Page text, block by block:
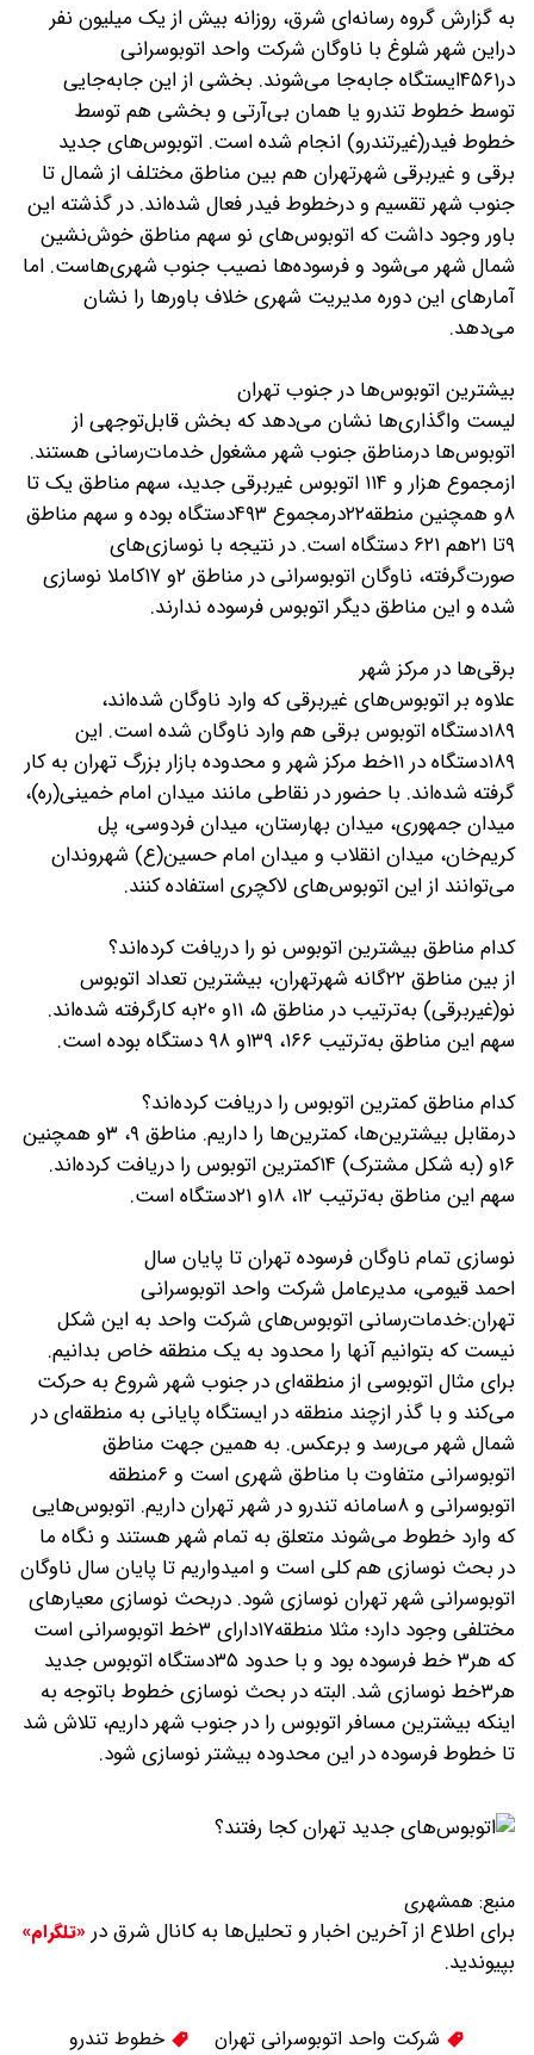
به گزارش گروه رسانه‌ای شرق، روزانه بیش از یک میلیون نفر
دراین شهر شلوغ با ناوگان شرکت واحد اتوبوسرانی
در۴۵۶۱ایستگاه جابه‌جا می‌شوند. بخشی از این جابه‌جایی
توسط خطوط تندرو یا همان بی‌آرتی و بخشی هم توسط
خطوط فیدر(غیرتندرو) انجام شده است. اتوبوس‌های جدید
برقی و غیربرقی شهرتهران هم بین مناطق مختلف از شمال تا
جنوب شهر تقسیم و درخطوط فیدر فعال شده‌اند. در گذشته این
باور وجود داشت که اتوبوس‌های نو سهم مناطق خوش‌نشین
شمال شهر می‌شود و فرسوده‌ها نصیب جنوب شهری‌هاست. اما
آمارهای این دوره مدیریت شهری خلاف باورها را نشان
می‌دهد.
بیشترین اتوبوس‌ها در جنوب تهران
لیست واگذاری‌ها نشان می‌دهد که بخش قابل‌توجهی از
اتوبوس‌ها درمناطق جنوب شهر مشغول خدمات‌رسانی هستند.
ازمجموع هزار و ۱۱۴ اتوبوس غیربرقی جدید، سهم مناطق یک تا
۸و همچنین منطقه۲۲درمجموع ۴۹۳دستگاه بوده و سهم مناطق
۹تا ۲۱هم ۶۲۱ دستگاه است. در نتیجه با نوسازی‌های
صورت‌گرفته، ناوگان اتوبوسرانی در مناطق ۲و ۱۷کاملا نوسازی
شده و این مناطق دیگر اتوبوس فرسوده ندارند.
برقی‌ها در مرکز شهر
علاوه بر اتوبوس‌های غیربرقی که وارد ناوگان شده‌اند،
۱۸۹دستگاه اتوبوس برقی هم وارد ناوگان شده است. این
۱۸۹دستگاه در ۱۱خط مرکز شهر و محدوده بازار بزرگ تهران به کار
گرفته شده‌اند. با حضور در نقاطی مانند میدان امام خمینی(ره)،
میدان جمهوری، میدان بهارستان، میدان فردوسی، پل
کریم‌خان، میدان انقلاب و میدان امام حسین(ع) شهروندان
می‌توانند از این اتوبوس‌های لاکچری استفاده کنند.
کدام مناطق بیشترین اتوبوس نو را دریافت کرده‌اند؟
از بین مناطق ۲۲گانه شهرتهران، بیشترین تعداد اتوبوس
نو(غیربرقی) به‌ترتیب در مناطق ۵، ۱۱و ۲۰به کارگرفته شده‌اند.
سهم این مناطق به‌ترتیب ۱۶۶، ۱۳۹و ۹۸ دستگاه بوده است.
کدام مناطق کمترین اتوبوس را دریافت کرده‌اند؟
درمقابل بیشترین‌ها، کمترین‌ها را داریم. مناطق ۹، ۳و همچنین
۱۶و (به شکل مشترک) ۱۴کمترین اتوبوس را دریافت کرده‌اند.
سهم این مناطق به‌ترتیب ۱۲، ۱۸و ۲۱دستگاه است.
نوسازی تمام ناوگان فرسوده تهران تا پایان سال
احمد قیومی، مدیرعامل شرکت واحد اتوبوسرانی
تهران:خدمات‌رسانی اتوبوس‌های شرکت واحد به این شکل
نیست که بتوانیم آنها را محدود به یک منطقه خاص بدانیم.
برای مثال اتوبوسی از منطقه‌ای در جنوب شهر شروع به حرکت
می‌کند و با گذر ازچند منطقه در ایستگاه پایانی به منطقه‌ای در
شمال شهر می‌رسد و برعکس. به همین جهت مناطق
اتوبوسرانی متفاوت با مناطق شهری است و ۶منطقه
اتوبوسرانی و ۸سامانه تندرو در شهر تهران داریم. اتوبوس‌هایی
که وارد خطوط می‌شوند متعلق به تمام شهر هستند و نگاه ما
در بحث نوسازی هم کلی است و امیدواریم تا پایان سال ناوگان
اتوبوسرانی شهر تهران نوسازی شود. دربحث نوسازی معیارهای
مختلفی وجود دارد؛ مثلا منطقه۱۷دارای ۳خط اتوبوسرانی است
که هر۳ خط فرسوده بود و با حدود ۳۵دستگاه اتوبوس جدید
هر۳خط نوسازی شد. البته در بحث نوسازی خطوط باتوجه به
اینکه بیشترین مسافر اتوبوس را در جنوب شهر داریم، تلاش شد
تا خطوط فرسوده در این محدوده بیشتر نوسازی شود.
منبع: همشهری
برای اطلاع از آخرین اخبار و تحلیل‌ها به کانال شرق در «تلگرام»
بپیوندید.
شرکت واحد اتوبوسرانی تهران خطوط تندرو